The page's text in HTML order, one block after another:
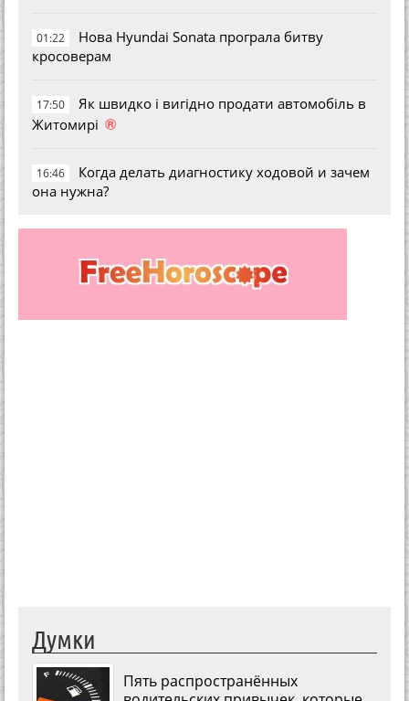
01:22
Нова Hyundai Sonata програла битву
кросоверам
17:50
Як швидко і вигідно продати автомобіль в
Житомирі ®
16:46
Когда делать диагностику ходовой и зачем
она нужна?
Думки
Пять распространённых